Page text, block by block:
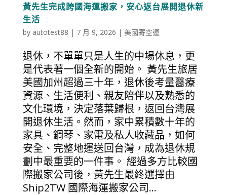
黃先生完成跨國海運搬家，安心返台展開退休新
生活
by autotest88 | 7 月 9, 2026 | 美國寄空運
退休，不單單只是人生的中場休息，更
是代表著一個全新的開始。 黃先生旅居
美國加州超過三十年，退休後考量醫療
資源、生活便利、親友陪伴以及熟悉的
文化環境，決定落葉歸根，返回台灣展
開退休生活。然而，家中累積數十年的
家具、鋼琴、家電及私人收藏品，如何
安全、完整地運送回台灣，成為退休規
劃中最重要的一件事。 經過多方比較國
際搬家公司後，黃先生最終選擇由
Ship2TW 國際海運搬家公司...